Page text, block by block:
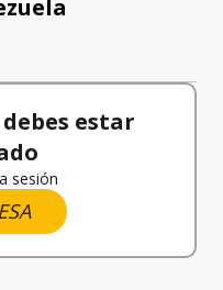
estar
sesión